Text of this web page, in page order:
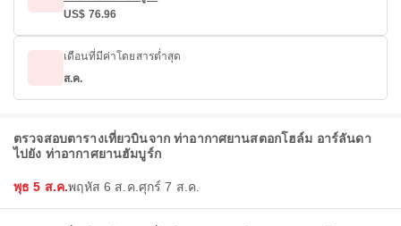
US$ 76.96
เดือนที่มีค่าโดยสารต่ำสุด
ส.ค.
ตรวจสอบตารางเที่ยวบินจาก ท่าอากาศยานสตอกโฮล์ม อาร์ลันดา
ไปยัง ท่าอากาศยานฮัมบูร์ก
พุธ 5 ส.ค.พฤหัส 6 ส.ค. ศุกร์ 7 ส.ค.